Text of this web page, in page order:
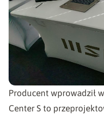
Producent wprowadził
Center S to